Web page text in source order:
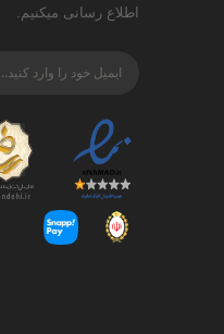
اطلاع رسانی میکنیم.